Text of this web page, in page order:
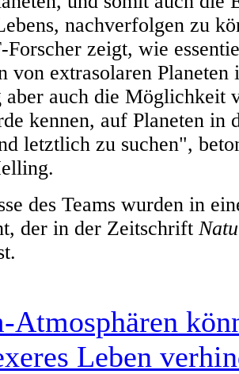
nachverfolgen zu
zeigt, wie
von extrasolaren Planeten
auch die Möglichkeit
kennen, auf Planeten in
letztlich zu suchen",
des Teams wurden in
der in der Zeitschrift
Atmosphären
Leben